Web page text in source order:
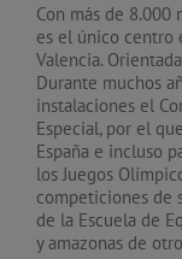
Con más de 8.000
es el único centro
Valencia.
Durante muchos
instalaciones el
Especial, por el
España e incluso
los Juegos
competiciones de
de la Escuela de
y amazonas de